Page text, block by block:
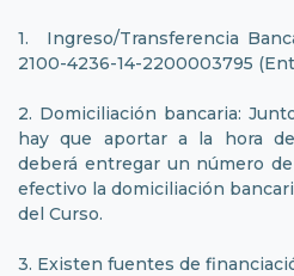
1. Ingreso/Transferencia
2100-4236-14-2200003795
2. Domiciliación bancaria:
hay que aportar a la hora
deberá entregar un número
efectivo la domiciliación
del Curso.
3. Existen fuentes de